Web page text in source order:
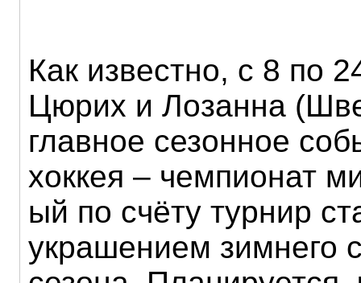
Как известно, с 8 по
Цюрих и Лозанна
главное сезонное
хоккея – чемпионат
ый по счёту турнир
украшением зимнего